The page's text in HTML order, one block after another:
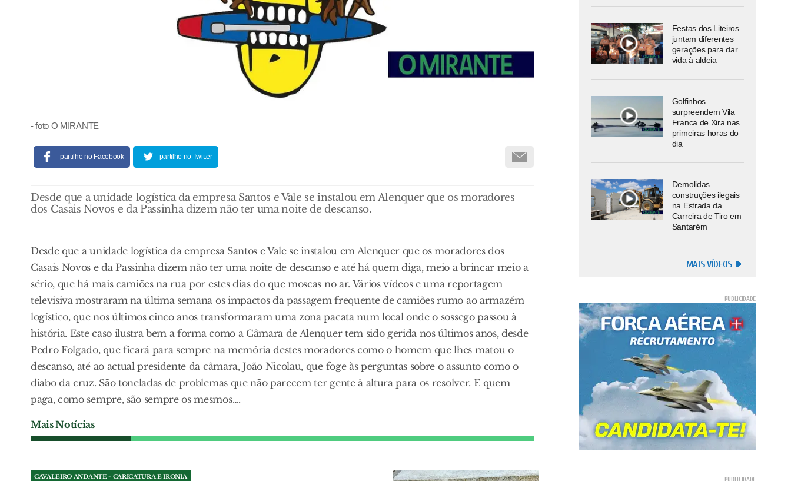
- foto O MIRANTE
partilhe no Facebook partilhe no Twitter
Desde que a unidade logística da empresa Santos e Vale se instalou em Alenquer que os moradores
dos Casais Novos e da Passinha dizem não ter uma noite de descanso.
Desde que a unidade logística da empresa Santos e Vale se instalou em Alenquer que os moradores dos
Casais Novos e da Passinha dizem não ter uma noite de descanso e até há quem diga, meio a brincar meio a
sério, que há mais camiões na rua por estes dias do que moscas no ar. Vários vídeos e uma reportagem
televisiva mostraram na última semana os impactos da passagem frequente de camiões rumo ao armazém
logístico, que nos últimos cinco anos transformaram uma zona pacata num local onde o sossego passou à
história. Este caso ilustra bem a forma como a Câmara de Alenquer tem sido gerida nos últimos anos, desde
Pedro Folgado, que ficará para sempre na memória destes moradores como o homem que lhes matou o
descanso, até ao actual presidente da câmara, João Nicolau, que foge às perguntas sobre o assunto como o
diabo da cruz. São toneladas de problemas que não parecem ter gente à altura para os resolver. E quem
paga, como sempre, são sempre os mesmos….
Mais Notícias
CAVALEIRO ANDANTE - CARICATURA E IRONIA
Festas dos Liteiros
juntam diferentes
gerações para dar
vida à aldeia
Golfinhos
surpreendem Vila
Franca de Xira nas
primeiras horas do
dia
Demolidas
construções ilegais
na Estrada da
Carreira de Tiro em
Santarém
MAIS VÍDEOS